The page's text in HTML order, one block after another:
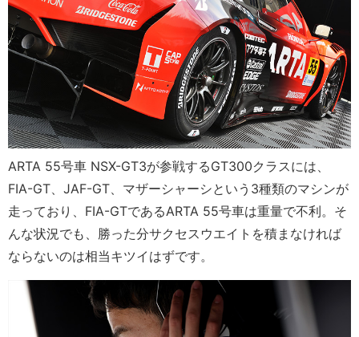
ARTA 55号車 NSX-GT3が参戦するGT300クラスには、
FIA-GT、JAF-GT、マザーシャーシという3種類のマシンが
走っており、FIA-GTであるARTA 55号車は重量で不利。そ
んな状況でも、勝った分サクセスウエイトを積まなければ
ならないのは相当キツイはずです。